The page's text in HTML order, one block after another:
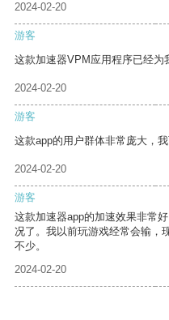
2024-02-20
游客
这款加速器VPM应用程序已经为
2024-02-20
游客
这款app的用户群体非常庞大，
2024-02-20
游客
这款加速器app的加速效果非常
况了。我以前玩游戏经常会输，
不少。
2024-02-20